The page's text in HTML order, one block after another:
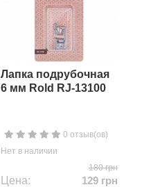
Лапка подрубочная
6 мм Rold RJ-13100
0 отзыв(ов)
Нет в наличии
180 грн
Цена: 129 грн